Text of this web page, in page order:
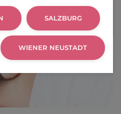
SALZBURG
WIENER NEUSTADT